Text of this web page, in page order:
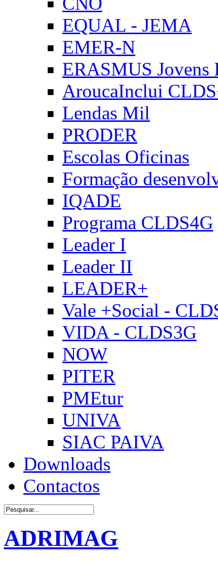
EQUAL - JEMA
EMER-N
ERASMUS Jovens
AroucaInclui
Lendas Mil
PRODER
Escolas Oficinas
Formação
IQADE
Programa CLDS4G
Leader I
Leader II
LEADER+
Vale +Social -
VIDA - CLDS3G
NOW
PITER
PMEtur
UNIVA
SIAC PAIVA
Downloads
Contactos
ADRIMAG